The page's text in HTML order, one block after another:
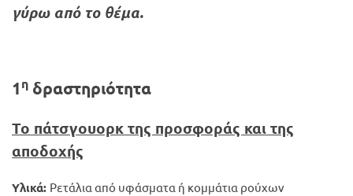
γύρω από το θέμα.
1 η δραστηριότητα
Το πάτσγουορκ της προσφοράς και της
αποδοχής
Υλικά: Ρετάλια από υφάσματα ή κομμάτια ρούχων